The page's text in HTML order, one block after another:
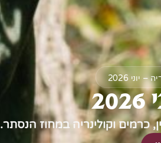
יוני 2026
כרמים וקולינריה במחוז הנסתר.